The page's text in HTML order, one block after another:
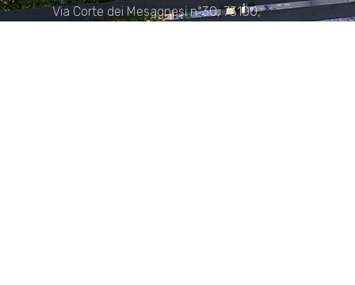
Via Corte dei Mesagnesi n°30, 73100,